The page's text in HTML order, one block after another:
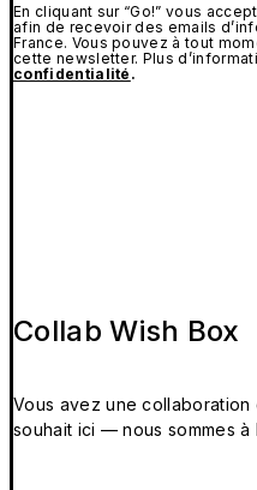
En cliquant sur “Go!” vous
afin de recevoir des emails
France. Vous pouvez à tout
cette newsletter. Plus
confidentialité .
Collab Wish Box
Vous avez une
souhait ici — nous sommes